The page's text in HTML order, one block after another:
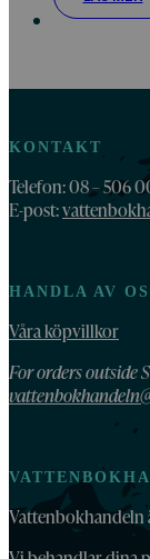
KONTAKT
Telefon: 08 – 506
E-post:
HANDLA AV
Våra köpvillkor
For orders outside
Vattenbokhandeln